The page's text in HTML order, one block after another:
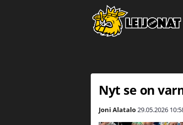
Nyt se on
Joni Alatalo29.05.2026